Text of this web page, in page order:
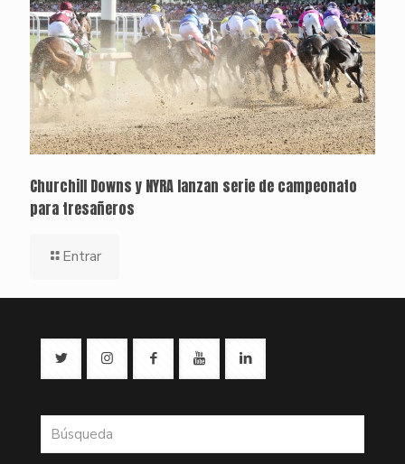
Churchill Downs y NYRA lanzan serie de campeonato
para tresañeros
Entrar